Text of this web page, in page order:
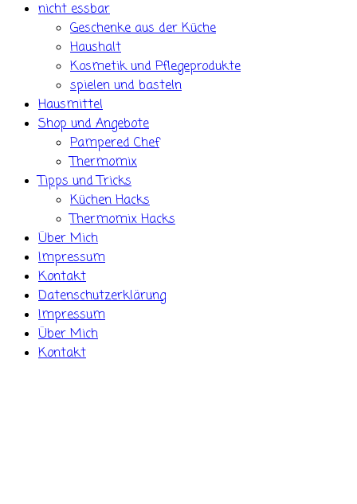
nicht essbar
Geschenke aus der Küche
Haushalt
Kosmetik und Pflegeprodukte
spielen und basteln
Hausmittel
Shop und Angebote
Pampered Chef
Thermomix
Tipps und Tricks
Küchen Hacks
Thermomix Hacks
Über Mich
Impressum
Kontakt
Datenschutzerklärung
Impressum
Über Mich
Kontakt